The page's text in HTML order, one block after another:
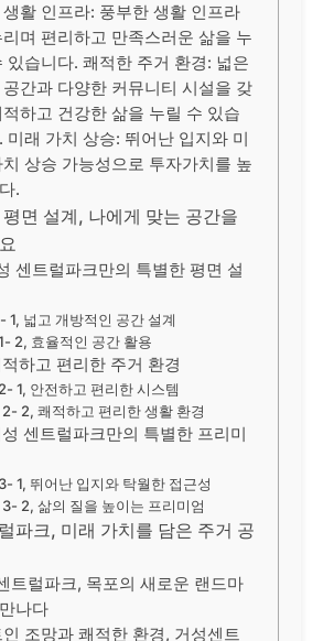
생활 인프라: 풍부한 생활 인프라
리며 편리하고 만족스러운 삶을 누
있습니다. 쾌적한 주거 환경: 넓은
공간과 다양한 커뮤니티 시설을 갖
하고 건강한 삶을 누릴 수 있습
미래 가치 상승: 뛰어난 입지와 미
상승 가능성으로 투자가치를 높
.
면 설계, 나에게 맞는 공간을
센트럴파크만의 특별한 평면 설
1, 넓고 개방적인 공간 설계
2, 효율적인 공간 활용
하고 편리한 주거 환경
2- 1, 안전하고 편리한 시스템
2- 2, 쾌적하고 편리한 생활 환경
센트럴파크만의 특별한 프리미
3- 1, 뛰어난 입지와 탁월한 접근성
3- 2, 삶의 질을 높이는 프리미엄
파크, 미래 가치를 담은 주거 공
트럴파크, 목포의 새로운 랜드마
나다
인 조망과 쾌적한 환경, 거성센트